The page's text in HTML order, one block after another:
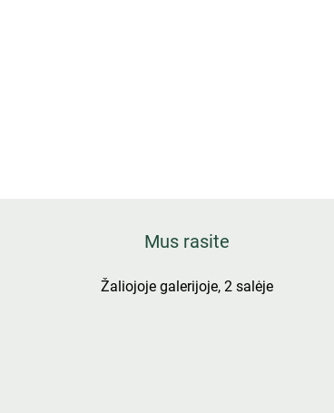
Mus rasite
Žaliojoje galerijoje, 2 salėje